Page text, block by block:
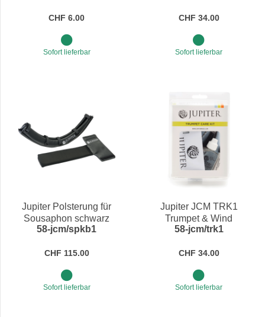
CHF 6.00
Sofort lieferbar
CHF 34.00
Sofort lieferbar
Jupiter Polsterung für
Sousaphon schwarz
58-jcm/spkb1
CHF 115.00
Sofort lieferbar
Jupiter JCM TRK1
Trumpet & Wind
Instrument Care Kit
58-jcm/trk1
CHF 34.00
Sofort lieferbar